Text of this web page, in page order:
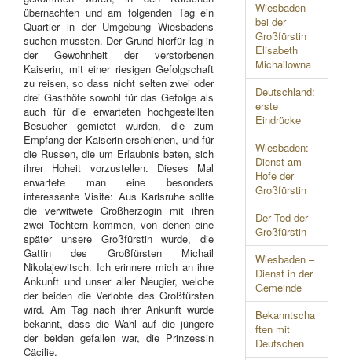
Wiesbaden
bei der
Großfürstin
Elisabeth
Michailowna
Deutschland:
erste
Eindrücke
Wiesbaden:
Dienst am
Hofe der
Großfürstin
Der Tod der
Großfürstin
Wiesbaden –
Dienst in der
Gemeinde
Bekanntscha
ften mit
Deutschen
übernachten und am folgenden Tag ein
Quartier in der Umgebung Wiesbadens
suchen mussten. Der Grund hierfür lag in
der Gewohnheit der verstorbenen
Kaiserin, mit einer riesigen Gefolgschaft
zu reisen, so dass nicht selten zwei oder
drei Gasthöfe sowohl für das Gefolge als
auch für die erwarteten hochgestellten
Besucher gemietet wurden, die zum
Empfang der Kaiserin erschienen, und für
die Russen, die um Erlaubnis baten, sich
ihrer Hoheit vorzustellen. Dieses Mal
erwartete man eine besonders
interessante Visite: Aus Karlsruhe sollte
die verwitwete Großherzogin mit ihren
zwei Töchtern kommen, von denen eine
später unsere Großfürstin wurde, die
Gattin des Großfürsten Michail
Nikolajewitsch. Ich erinnere mich an ihre
Ankunft und unser aller Neugier, welche
der beiden die Verlobte des Großfürsten
wird. Am Tag nach ihrer Ankunft wurde
bekannt, dass die Wahl auf die jüngere
der beiden gefallen war, die Prinzessin
Cäcilie.